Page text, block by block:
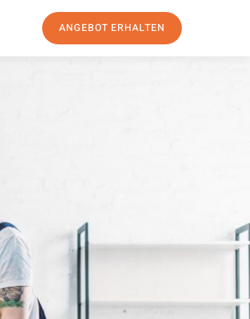
ANGEBOT ERHALTEN